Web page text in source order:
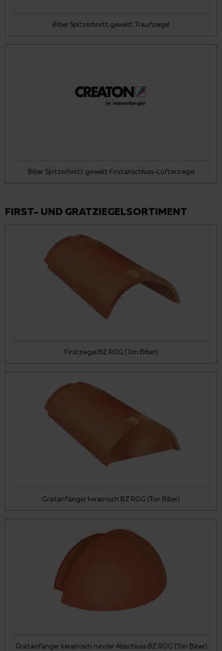
Biber Spitzschnitt gewellt Traufziegel
Biber Spitzschnitt gewellt Firstanschluss-Lüfterziegel
FIRST- UND GRATZIEGELSORTIMENT
Firstziegel BZ ROG (Ton Biber)
Gratanfänger keramisch BZ ROG (Ton Biber)
Gratanfänger keramisch runder Abschluss BZ ROG (Ton Biber)